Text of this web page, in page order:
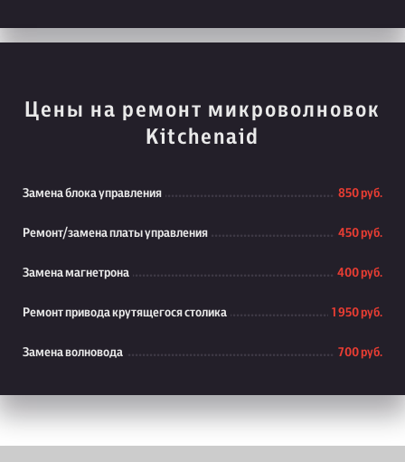
Цены на ремонт микроволновок
Kitchenaid
Замена блока управления 850 руб.
Ремонт/замена платы управления 450 руб.
Замена магнетрона 400 руб.
Ремонт привода крутящегося столика 1 950 руб.
Замена волновода 700 руб.